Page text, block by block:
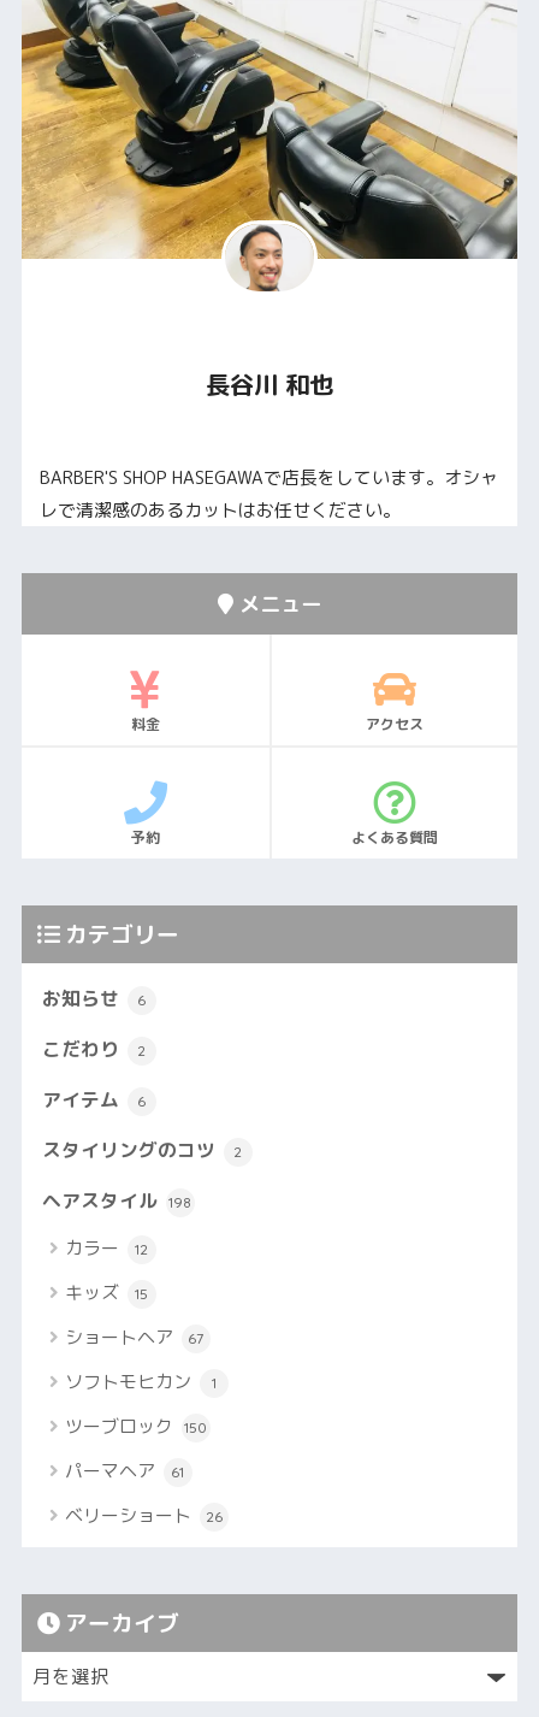
長谷川 和也
BARBER'S SHOP HASEGAWAで店長をしています。オシャ
レで清潔感のあるカットはお任せください。
メニュー
料金 アクセス
予約 よくある質問
カテゴリー
お知らせ 6
こだわり 2
アイテム 6
スタイリングのコツ 2
ヘアスタイル 198
カラー 12
キッズ 15
ショートヘア 67
ソフトモヒカン 1
ツーブロック 150
パーマヘア 61
ベリーショート 26
アーカイブ